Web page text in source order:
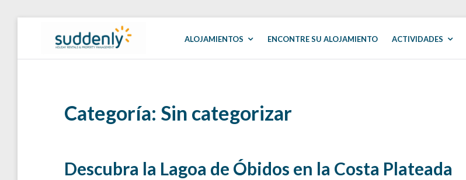
SUDDENLY
Holiday
and
ALOJAMIENTOS ENCONTRE SU ALOJAMIENTO ACTIVIDADES
Categoría: Sin categorizar
Descubra la Lagoa de Óbidos en la Costa Plateada